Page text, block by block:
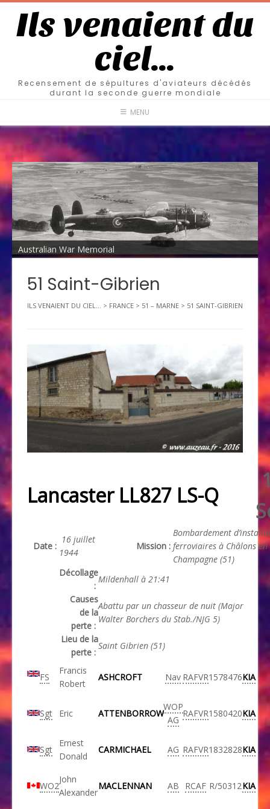
Ils venaient du
ciel…
Recensement de sépultures d'aviateurs décédés
durant la seconde guerre mondiale
MENU
Australian War Memorial
51 Saint-Gibrien
ILS VENAIENT DU CIEL... > FRANCE > 51 – MARNE > 51 SAINT-GIBRIEN
Lancaster LL827 LS-Q
Date :
16 juillet
1944
Mission :
Bombardement
ferroviaires à Châlons en
Champagne (51)
Décollage
:
Mildenhall à 21:41
Causes
de la
perte :
Abattu par un chasseur de nuit (Major
Walter Borchers du Stab./NJG 5)
Lieu de la
perte :
Saint Gibrien (51)
FS
Francis
Robert
ASHCROFT Nav RAFVR1578476KIA
Sgt Eric ATTENBORROW
WOP
AG
RAFVR1580420KIA
Sgt
Ernest
Donald
CARMICHAEL AG RAFVR1832828KIA
WO2
John
Alexander
MACLENNAN AB RCAF R/50312KIA